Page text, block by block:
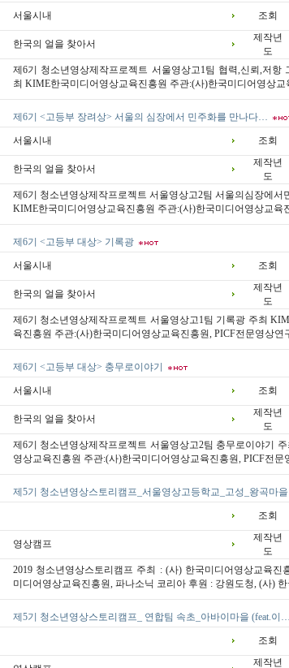
서울시내 조회
한국의 얼을 찾아서
제작년
도
제6기 청소년영상제작프로젝트 서울영상고1팀 협력,신뢰,저항
최 KIME한국미디어영상교육진흥원 주관:(사)한국미디어영상교
제6기 <고등부 장려상> 서울의 심장에서 민주화를 만나다…
서울시내 조회
한국의 얼을 찾아서
제작년
도
제6기 청소년영상제작프로젝트 서울영상고2팀 서울의심장에서
KIME한국미디어영상교육진흥원 주관:(사)한국미디어영상교육
제6기 <고등부 대상> 기록광
서울시내 조회
한국의 얼을 찾아서
제작년
도
제6기 청소년영상제작프로젝트 서울영상고1팀 기록광 주최
육진흥원 주관:(사)한국미디어영상교육진흥원, PICF전문영상연
제6기 <고등부 대상> 충무로이야기
서울시내 조회
한국의 얼을 찾아서
제작년
도
제6기 청소년영상제작프로젝트 서울영상고2팀 충무로이야기
영상교육진흥원 주관:(사)한국미디어영상교육진흥원, PICF전문
제5기 청소년영상스토리캠프_서울영상고등학교_고성_왕곡마
조회
영상캠프
제작년
도
2019 청소년영상스토리캠프 주최 : (사) 한국미디어영상교육진
미디어영상교육진흥원, 파나소닉 코리아 후원 : 강원도청, (사) 한
제5기 청소년영상스토리캠프_ 연합팀 속초_아바이마을 (feat.이…
조회
제작년